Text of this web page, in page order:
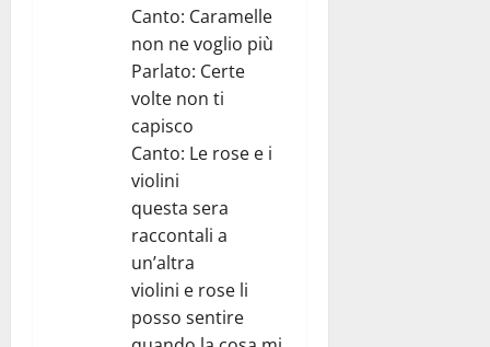
Canto: Caramelle
non ne voglio più
Parlato: Certe
volte non ti
capisco
Canto: Le rose e i
violini
questa sera
raccontali a
un’altra
violini e rose li
posso sentire